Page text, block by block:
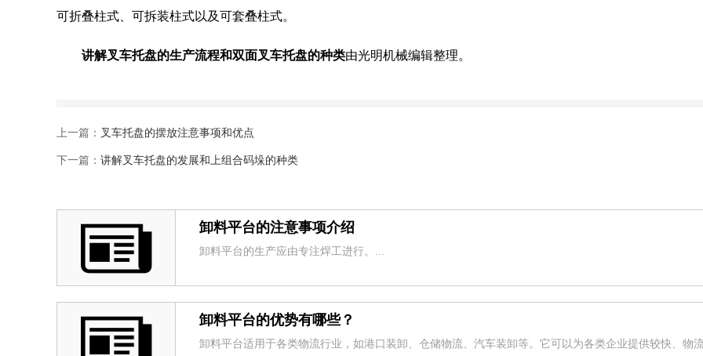
可折叠柱式、可拆装柱式以及可套叠柱式。
讲解叉车托盘的生产流程和双面叉车托盘的种类由光明机械编辑整理。
上一篇： 叉车托盘的摆放注意事项和优点
下一篇： 讲解叉车托盘的发展和上组合码垛的种类
卸料平台的注意事项介绍
卸料平台的生产应由专注焊工进行。...
卸料平台的优势有哪些？
卸料平台适用于各类物流行业，如港口装卸、仓储物流、汽车装卸等。它可以为各类企业提供较快、物